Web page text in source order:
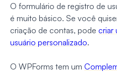
O formulário de registro de
é muito básico. Se você
criação de contas, pode criar
usuário personalizado.
O WPForms tem um